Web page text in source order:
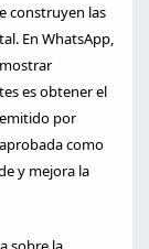
construyen las
En WhatsApp,
es obtener el
por
como
y mejora la